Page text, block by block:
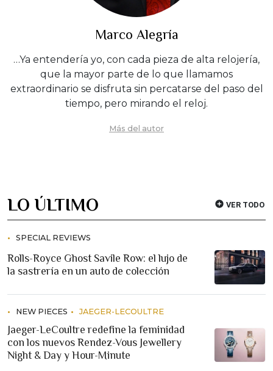
Marco Alegría
…Ya entendería yo, con cada pieza de alta relojería,
que la mayor parte de lo que llamamos
extraordinario se disfruta sin percatarse del paso del
tiempo, pero mirando el reloj.
Más del autor
LO ÚLTIMO VER TODO
SPECIAL REVIEWS
Rolls-Royce Ghost Savile Row: el lujo de
la sastrería en un auto de colección
NEW PIECES JAEGER-LECOULTRE
Jaeger-LeCoultre redefine la feminidad
con los nuevos Rendez-Vous Jewellery
Night & Day y Hour-Minute